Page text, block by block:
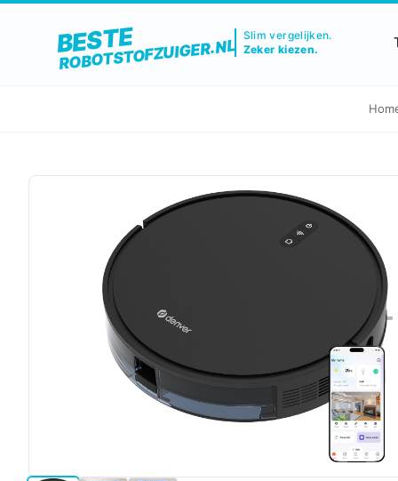
BESTE
ROBOTSTOFZUIGER.NL
Slim vergelijken.
Zeker kiezen.